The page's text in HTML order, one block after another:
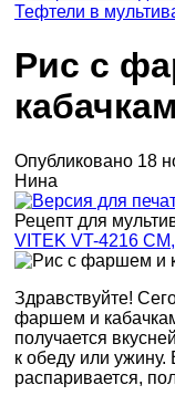
Тефтели в
Рис с
Опубликовано 18
Нина
Рецепт для
VITEK VT-4216
Здравствуйте!
фаршем и
получается
к обеду или
распаривается,